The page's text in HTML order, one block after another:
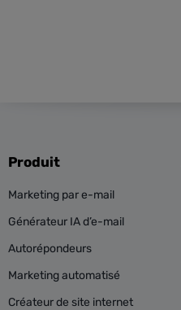
Produit
Marketing par e-mail
Générateur IA d’e-mail
Autorépondeurs
Marketing automatisé
Créateur de site internet